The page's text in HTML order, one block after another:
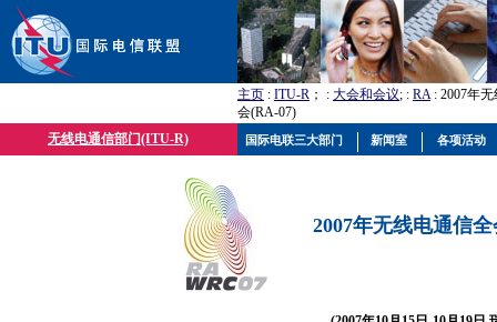
主页 : ITU-R ； : 大会和会议; : RA: 2007年
会(RA-07)
无线电通信部门(ITU-R)
2007年无线电通信
国际电联三大部门 新闻室 各项活动